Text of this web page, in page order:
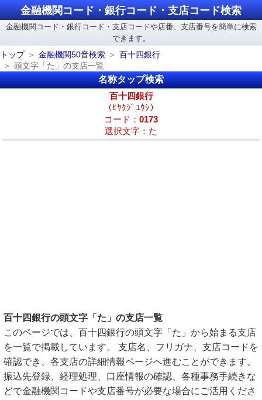
金融機関コード・銀行コード・支店コード検索
金融機関コード・銀行コード・支店コードや店番、支店番号を簡単に検索
できます。
トップ
金融機関50音検索
百十四銀行
頭文字「た」の支店一覧
名称タップ検索
百十四銀行
（ﾋﾔｸｼﾞﾕｳｼ）
コード： 0173
選択文字：た
百十四銀行の頭文字「た」の支店一覧
このページでは、百十四銀行の頭文字「た」から始まる支店
を一覧で掲載しています。 支店名、フリガナ、支店コードを
確認でき、各支店の詳細情報ページへ進むことができます。
振込先登録、経理処理、口座情報の確認、各種事務手続きな
どで金融機関コードや支店番号が必要な場合にご活用くださ